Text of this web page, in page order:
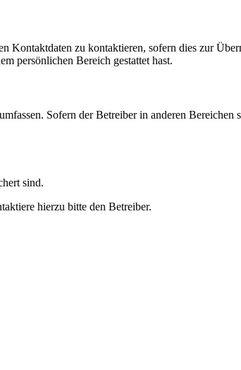
Kontaktdaten zu kontaktieren, sofern dies zur
persönlichen Bereich gestattet hast.
Sofern der Betreiber in anderen
sind.
hierzu bitte den Betreiber.